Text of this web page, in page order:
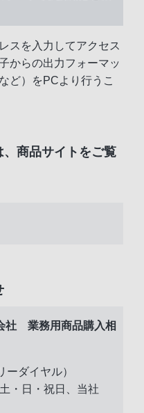
スを入力してアクセス
からの出力フォーマッ
ど）をPCより行うこ
商品サイトをご覧
社 業務用商品購入相
ダイヤル）
・日・祝日、当社